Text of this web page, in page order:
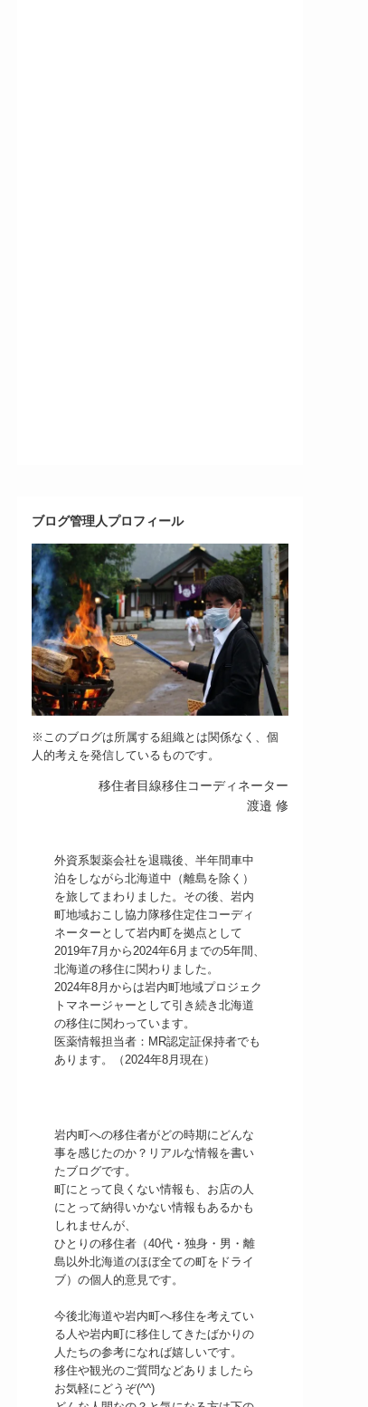
ブログ管理人プロフィール
※このブログは所属する組織とは関係なく、個
人的考えを発信しているものです。
移住者目線移住コーディネーター
渡邉 修
外資系製薬会社を退職後、半年間車中
泊をしながら北海道中（離島を除く）
を旅してまわりました。その後、岩内
町地域おこし協力隊移住定住コーディ
ネーターとして岩内町を拠点として
2019年7月から2024年6月までの5年間、
北海道の移住に関わりました。
2024年8月からは岩内町地域プロジェク
トマネージャーとして引き続き北海道
の移住に関わっています。
医薬情報担当者：MR認定証保持者でも
あります。（2024年8月現在）
岩内町への移住者がどの時期にどんな
事を感じたのか？リアルな情報を書い
たブログです。
町にとって良くない情報も、お店の人
にとって納得いかない情報もあるかも
しれませんが、
ひとりの移住者（40代・独身・男・離
島以外北海道のほぼ全ての町をドライ
ブ）の個人的意見です。
今後北海道や岩内町へ移住を考えてい
る人や岩内町に移住してきたばかりの
人たちの参考になれば嬉しいです。
移住や観光のご質問などありましたら
お気軽にどうぞ(^^)